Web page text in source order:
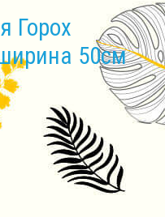
Горох
50см